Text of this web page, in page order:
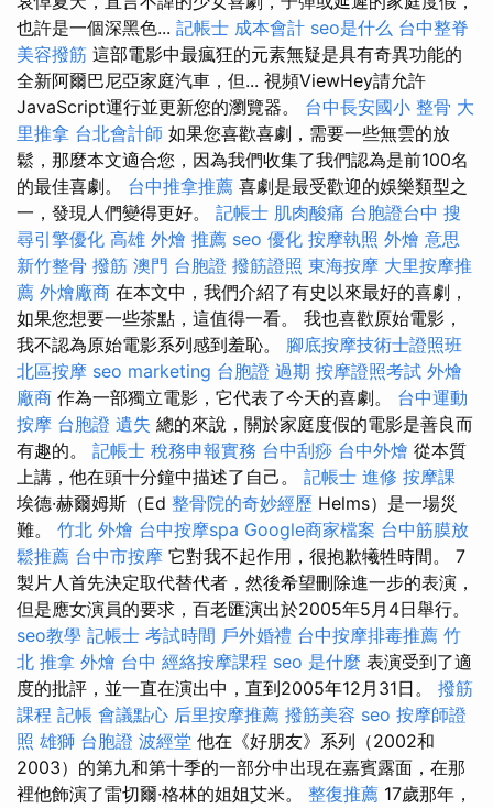
也許是一個深黑色... 記帳士 成本會計 seo是什么 台中整脊
美容撥筋 這部電影中最瘋狂的元素無疑是具有奇異功能的
全新阿爾巴尼亞家庭汽車，但... 視頻ViewHey請允許
JavaScript運行並更新您的瀏覽器。 台中長安國小 整骨 大
里推拿 台北會計師 如果您喜歡喜劇，需要一些無雲的放
鬆，那麼本文適合您，因為我們收集了我們認為是前100名
的最佳喜劇。 台中推拿推薦 喜劇是最受歡迎的娛樂類型之
一，發現人們變得更好。 記帳士 肌肉酸痛 台胞證台中 搜
尋引擎優化 高雄 外燴 推薦 seo 優化 按摩執照 外燴 意思
新竹整骨 撥筋 澳門 台胞證 撥筋證照 東海按摩 大里按摩推
薦 外燴廠商 在本文中，我們介紹了有史以來最好的喜劇，
如果您想要一些茶點，這值得一看。 我也喜歡原始電影，
我不認為原始電影系列感到羞恥。 腳底按摩技術士證照班
北區按摩 seo marketing 台胞證 過期 按摩證照考試 外燴
廠商 作為一部獨立電影，它代表了今天的喜劇。 台中運動
按摩 台胞證 遺失 總的來說，關於家庭度假的電影是善良而
有趣的。 記帳士 稅務申報實務 台中刮痧 台中外燴 從本質
上講，他在頭十分鐘中描述了自己。 記帳士 進修 按摩課
埃德·赫爾姆斯（Ed 整骨院的奇妙經歷 Helms）是一場災
難。 竹北 外燴 台中按摩spa Google商家檔案 台中筋膜放
鬆推薦 台中市按摩 它對我不起作用，很抱歉犧牲時間。 7
製片人首先決定取代替代者，然後希望刪除進一步的表演，
但是應女演員的要求，百老匯演出於2005年5月4日舉行。
seo教學 記帳士 考試時間 戶外婚禮 台中按摩排毒推薦 竹
北 推拿 外燴 台中 經絡按摩課程 seo 是什麼 表演受到了適
度的批評，並一直在演出中，直到2005年12月31日。 撥筋
課程 記帳 會議點心 后里按摩推薦 撥筋美容 seo 按摩師證
照 雄獅 台胞證 波經堂 他在《好朋友》系列（2002和
2003）的第九和第十季的一部分中出現在嘉賓露面，在那
裡他飾演了雷切爾·格林的姐姐艾米。 整復推薦 17歲那年，